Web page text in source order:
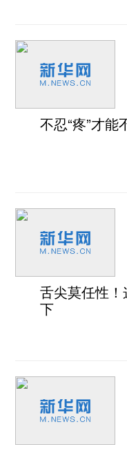
不忍“疼”才能
舌尖莫任性！
下